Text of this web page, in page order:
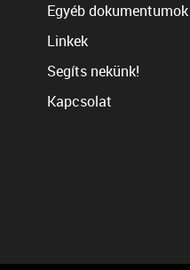
Egyéb dokumentumok
Linkek
Segíts nekünk!
Kapcsolat